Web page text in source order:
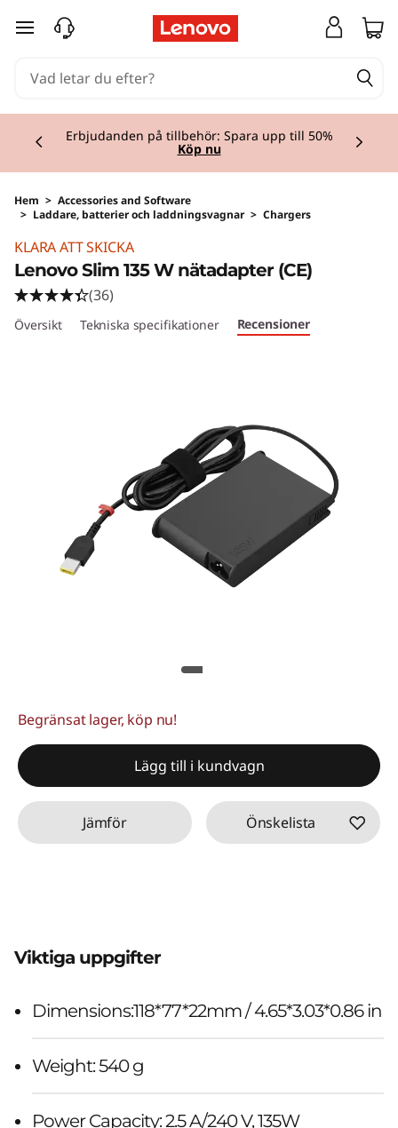
hoppa vidare till huvudinnehållet
Lenovo-delar: Sömlös kompatibilitet med din
Lenovo-enhet! Köp nu
Hem > Accessories and Software
> Laddare, batterier och laddningsvagnar > Chargers
KLARA ATT SKICKA
Lenovo Slim 135 W nätadapter (CE)
(36)
Översikt Tekniska specifikationer Recensioner
Begränsat lager, köp nu!
Lägg till i kundvagn
Jämför Önskelista
Viktiga uppgifter
Dimensions:118*77*22mm / 4.65*3.03*0.86 in
Weight: 540 g
Power Capacity: 2.5 A/240 V, 135W